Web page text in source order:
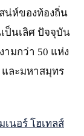
น่ห์ของท้องถิ่น
ป็นเลิศ ปัจจุบัน
มกว่า 50 แห่ง
และมหาสมุทร
เนอร์ โฮเทลส์